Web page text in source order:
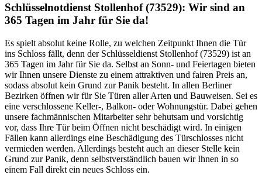
Schlüsselnotdienst Stollenhof (73529): Wir sind an
365 Tagen im Jahr für Sie da!
Es spielt absolut keine Rolle, zu welchen Zeitpunkt Ihnen die Tür
ins Schloss fällt, denn der Schlüsseldienst Stollenhof (73529) ist an
365 Tagen im Jahr für Sie da. Selbst an Sonn- und Feiertagen bieten
wir Ihnen unsere Dienste zu einem attraktiven und fairen Preis an,
sodass absolut kein Grund zur Panik besteht. In allen Berliner
Bezirken öffnen wir für Sie Türen aller Arten und Bauweisen. Sei es
eine verschlossene Keller-, Balkon- oder Wohnungstür. Dabei gehen
unsere fachmännischen Mitarbeiter sehr behutsam und vorsichtig
vor, dass Ihre Tür beim Öffnen nicht beschädigt wird. In einigen
Fällen kann allerdings eine Beschädigung des Türschlosses nicht
vermieden werden. Allerdings besteht auch an dieser Stelle kein
Grund zur Panik, denn selbstverständlich bauen wir Ihnen in so
einem Fall direkt ein neues Schloss ein.